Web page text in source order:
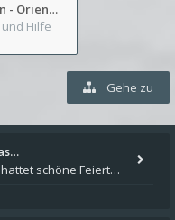
Minimap vergrößern - Orientierung in Blutzinnen
Hilfe
Gehe zu
Hallo zusammen, ich hoffe Ihr hattet schöne Feiertage und kommt auch gut ins neue Jahr. Ich schreibe hier kurz zur Infor